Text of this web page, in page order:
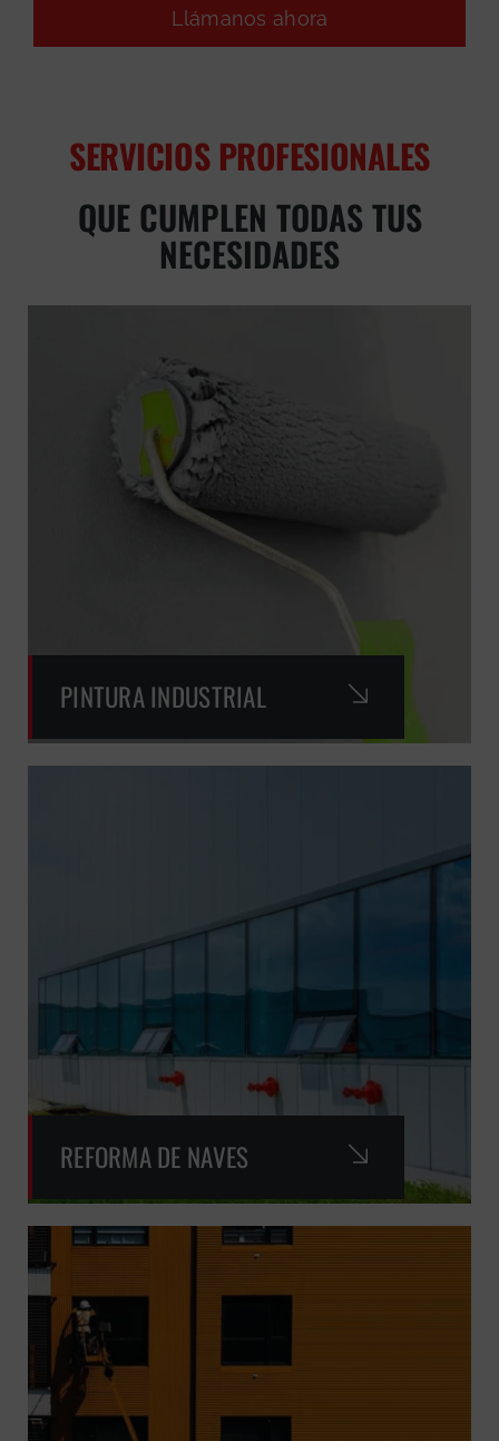
Llámanos ahora
SERVICIOS PROFESIONALES
QUE CUMPLEN TODAS TUS
NECESIDADES
PINTURA INDUSTRIAL
REFORMA DE NAVES